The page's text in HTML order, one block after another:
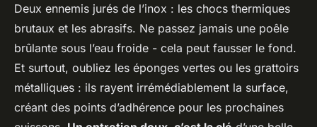
Deux ennemis jurés de l’inox : les chocs thermiques
brutaux et les abrasifs. Ne passez jamais une poêle
brûlante sous l’eau froide - cela peut fausser le fond.
Et surtout, oubliez les éponges vertes ou les grattoirs
métalliques : ils rayent irrémédiablement la surface,
créant des points d’adhérence pour les prochaines